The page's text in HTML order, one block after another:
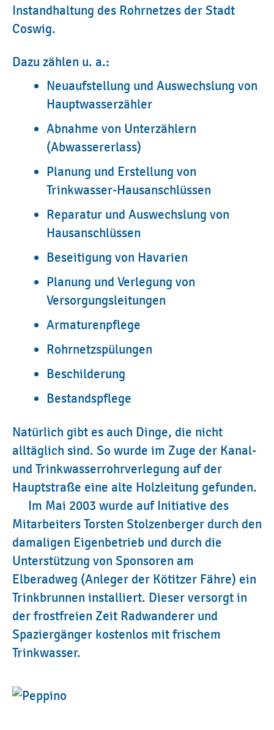
Instandhaltung des Rohrnetzes der Stadt
Coswig.
Dazu zählen u. a.:
Neuaufstellung und Auswechslung von
Hauptwasserzähler
Abnahme von Unterzählern
(Abwassererlass)
Planung und Erstellung von
Trinkwasser-Hausanschlüssen
Reparatur und Auswechslung von
Hausanschlüssen
Beseitigung von Havarien
Planung und Verlegung von
Versorgungsleitungen
Armaturenpflege
Rohrnetzspülungen
Beschilderung
Bestandspflege
Natürlich gibt es auch Dinge, die nicht
alltäglich sind. So wurde im Zuge der Kanal-
und Trinkwasserrohrverlegung auf der
Hauptstraße eine alte Holzleitung gefunden.
Im Mai 2003 wurde auf Initiative des
Mitarbeiters Torsten Stolzenberger durch den
damaligen Eigenbetrieb und durch die
Unterstützung von Sponsoren am
Elberadweg (Anleger der Kötitzer Fähre) ein
Trinkbrunnen installiert. Dieser versorgt in
der frostfreien Zeit Radwanderer und
Spaziergänger kostenlos mit frischem
Trinkwasser.